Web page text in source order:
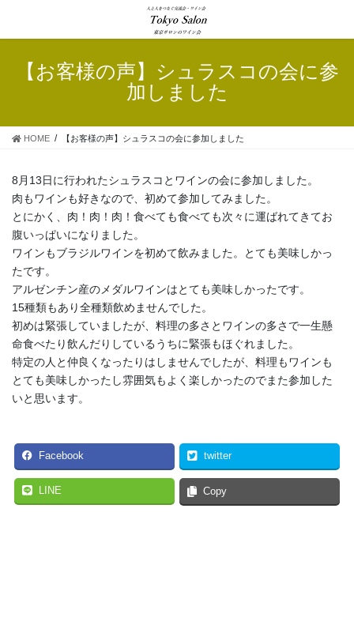
テ
ゲ
【お客様の声】シュラスコの会に参
加しました
HOME 【お客様の声】シュラスコの会に参加しました
8月13日に行われたシュラスコとワインの会に参加しました。
肉もワインも好きなので、初めて参加してみました。
とにかく、肉！肉！肉！食べても食べても次々に運ばれてきてお
腹いっぱいになりました。
ワインもブラジルワインを初めて飲みました。とても美味しかっ
たです。
アルゼンチン産のメダルワインはとても美味しかったです。
15種類もあり全種類飲めませんでした。
初めは緊張していましたが、料理の多さとワインの多さで一生懸
命食べたり飲んだりしているうちに緊張もほぐれました。
特定の人と仲良くなったりはしませんでしたが、料理もワインも
とても美味しかったし雰囲気もよく楽しかったのでまた参加した
いと思います。
Facebook twitter
LINE Copy